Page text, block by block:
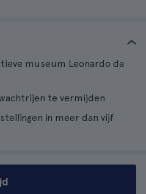
museum Leonardo da
te vermijden
in meer dan vijf